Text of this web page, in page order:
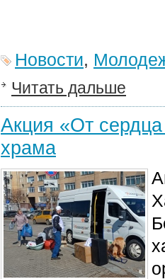
Новости,
Читать дальше
Акция «От
храма